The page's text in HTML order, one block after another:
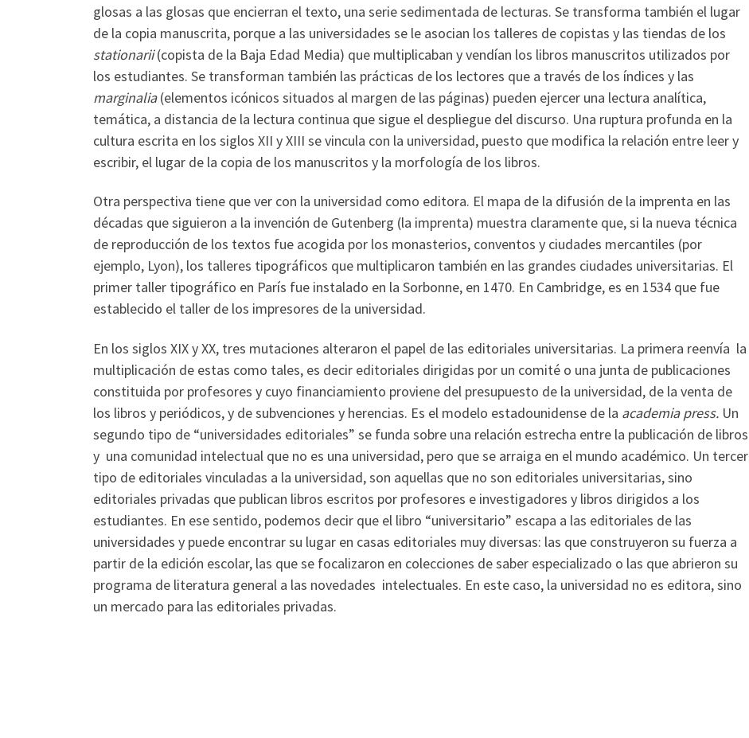
glosas a las glosas que encierran el texto, una serie sedimentada de lecturas. Se transforma también el lugar
de la copia manuscrita, porque a las universidades se le asocian los talleres de copistas y las tiendas de los
stationarii(copista de la Baja Edad Media) que multiplicaban y vendían los libros manuscritos utilizados por
los estudiantes. Se transforman también las prácticas de los lectores que a través de los índices y las
marginalia(elementos icónicos situados al margen de las páginas) pueden ejercer una lectura analítica,
temática, a distancia de la lectura continua que sigue el despliegue del discurso. Una ruptura profunda en la
cultura escrita en los siglos XII y XIII se vincula con la universidad, puesto que modifica la relación entre leer y
escribir, el lugar de la copia de los manuscritos y la morfología de los libros.
Otra perspectiva tiene que ver con la universidad como editora. El mapa de la difusión de la imprenta en las
décadas que siguieron a la invención de Gutenberg (la imprenta) muestra claramente que, si la nueva técnica
de reproducción de los textos fue acogida por los monasterios, conventos y ciudades mercantiles (por
ejemplo, Lyon), los talleres tipográficos que multiplicaron también en las grandes ciudades universitarias. El
primer taller tipográfico en París fue instalado en la Sorbonne, en 1470. En Cambridge, es en 1534 que fue
establecido el taller de los impresores de la universidad.
En los siglos XIX y XX, tres mutaciones alteraron el papel de las editoriales universitarias. La primera reenvía la
multiplicación de estas como tales, es decir editoriales dirigidas por un comité o una junta de publicaciones
constituida por profesores y cuyo financiamiento proviene del presupuesto de la universidad, de la venta de
los libros y periódicos, y de subvenciones y herencias. Es el modelo estadounidense de la academia press. Un
segundo tipo de “universidades editoriales” se funda sobre una relación estrecha entre la publicación de libros
y una comunidad intelectual que no es una universidad, pero que se arraiga en el mundo académico. Un tercer
tipo de editoriales vinculadas a la universidad, son aquellas que no son editoriales universitarias, sino
editoriales privadas que publican libros escritos por profesores e investigadores y libros dirigidos a los
estudiantes. En ese sentido, podemos decir que el libro “universitario” escapa a las editoriales de las
universidades y puede encontrar su lugar en casas editoriales muy diversas: las que construyeron su fuerza a
partir de la edición escolar, las que se focalizaron en colecciones de saber especializado o las que abrieron su
programa de literatura general a las novedades intelectuales. En este caso, la universidad no es editora, sino
un mercado para las editoriales privadas.